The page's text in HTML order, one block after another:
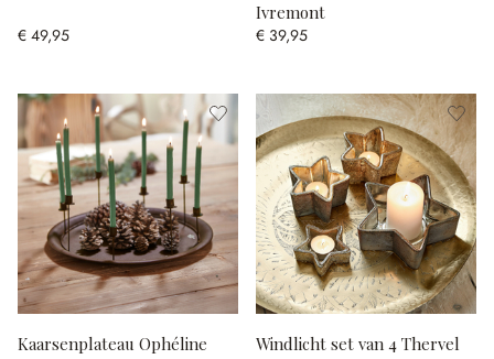
€ 49,95
Ivremont
€ 39,95
Kaarsenplateau Ophéline Windlicht set van 4 Thervel